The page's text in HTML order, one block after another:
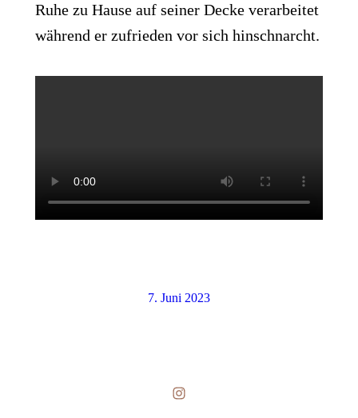
Ruhe zu Hause auf seiner Decke verarbeitet
während er zufrieden vor sich hinschnarcht.
7. Juni 2023
Instagram